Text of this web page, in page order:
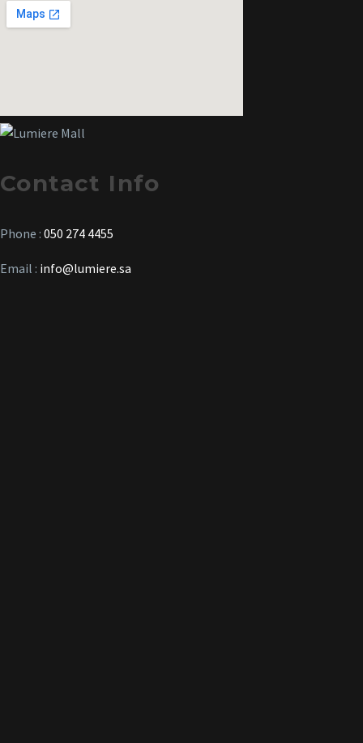
Contact Info
Phone : 050 274 4455
Email : info@lumiere.sa